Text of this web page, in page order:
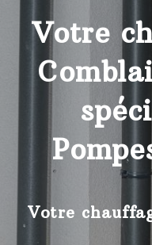
Votre
Votre